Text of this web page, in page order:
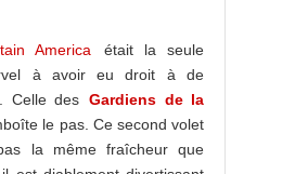
America
était la seule
à avoir eu droit à de
Celle des Gardiens de la
le pas. Ce second volet
la même fraîcheur que